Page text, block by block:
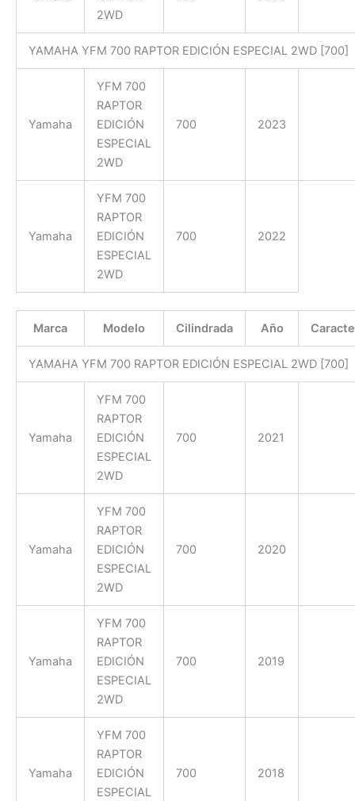
2WD
YAMAHA YFM 700 RAPTOR EDICIÓN ESPECIAL 2WD [700]
Yamaha
YFM 700
RAPTOR
EDICIÓN
ESPECIAL
2WD
700 2023
Yamaha
YFM 700
RAPTOR
EDICIÓN
ESPECIAL
2WD
700 2022
Marca Modelo Cilindrada Año
YAMAHA YFM 700 RAPTOR EDICIÓN ESPECIAL 2WD [700]
Yamaha
YFM 700
RAPTOR
EDICIÓN
ESPECIAL
2WD
700 2021
Yamaha
YFM 700
RAPTOR
EDICIÓN
ESPECIAL
2WD
700 2020
Yamaha
YFM 700
RAPTOR
EDICIÓN
ESPECIAL
2WD
700 2019
Yamaha
YFM 700
RAPTOR
EDICIÓN
ESPECIAL
700 2018